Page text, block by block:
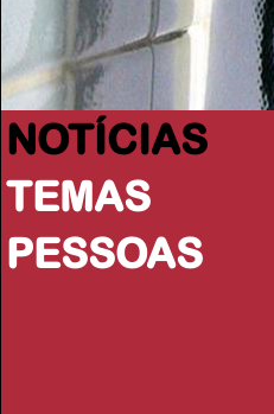
NOTÍCIAS
TEMAS
PESSOAS